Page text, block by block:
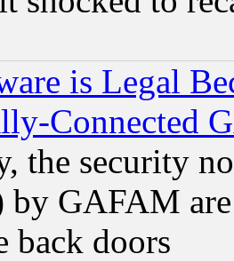
is Legal
Connected
the security
by GAFAM
back doors